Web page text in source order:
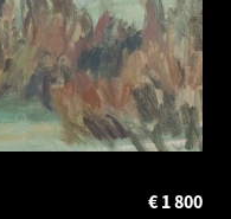
1 800
€